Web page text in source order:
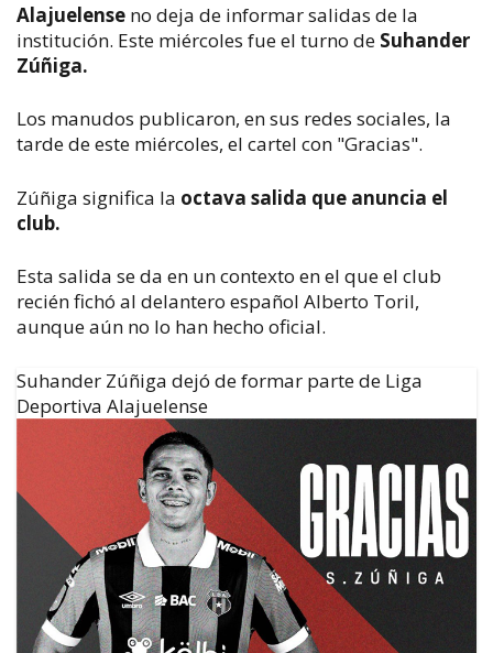
Alajuelense no deja de informar salidas de la
institución. Este miércoles fue el turno de Suhander
Zúñiga.
Los manudos publicaron, en sus redes sociales, la
tarde de este miércoles, el cartel con "Gracias".
Zúñiga significa la octava salida que anuncia el
club.
Esta salida se da en un contexto en el que el club
recién fichó al delantero español Alberto Toril,
aunque aún no lo han hecho oficial.
Suhander Zúñiga dejó de formar parte de Liga
Deportiva Alajuelense